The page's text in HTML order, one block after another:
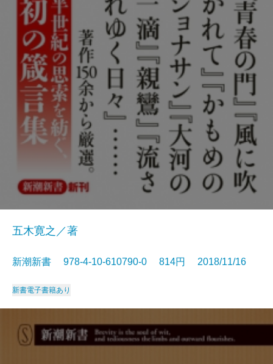
五木寛之／著
新潮新書 978-4-10-610790-0 814円 2018/11/16
新書電子書籍あり